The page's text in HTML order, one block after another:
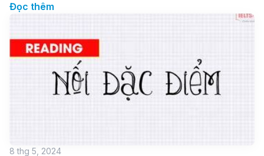
Đọc thêm
8 thg 5, 2024